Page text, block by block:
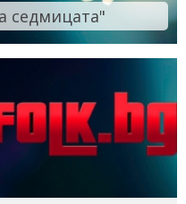
седмицата"